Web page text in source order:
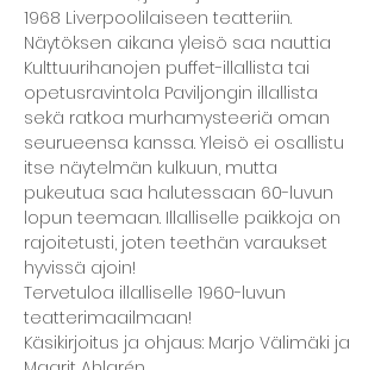
1968 Liverpoolilaiseen teatteriin.
Näytöksen aikana yleisö saa nauttia
Kulttuurihanojen puffet-illallista tai
opetusravintola Paviljongin illallista
sekä ratkoa murhamysteeriä oman
seurueensa kanssa. Yleisö ei osallistu
itse näytelmän kulkuun, mutta
pukeutua saa halutessaan 60-luvun
lopun teemaan. Illalliselle paikkoja on
rajoitetusti, joten teethän varaukset
hyvissä ajoin!
Tervetuloa illalliselle 1960-luvun
teatterimaailmaan!
Käsikirjoitus ja ohjaus: Marjo Välimäki ja